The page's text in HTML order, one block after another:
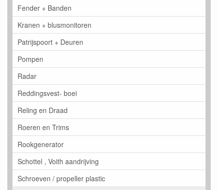
Fender + Banden
Kranen + blusmonitoren
Patrijspoort + Deuren
Pompen
Radar
Reddingsvest- boei
Reling en Draad
Roeren en Trims
Rookgenerator
Schottel , Voith aandrijving
Schroeven / propeller plastic